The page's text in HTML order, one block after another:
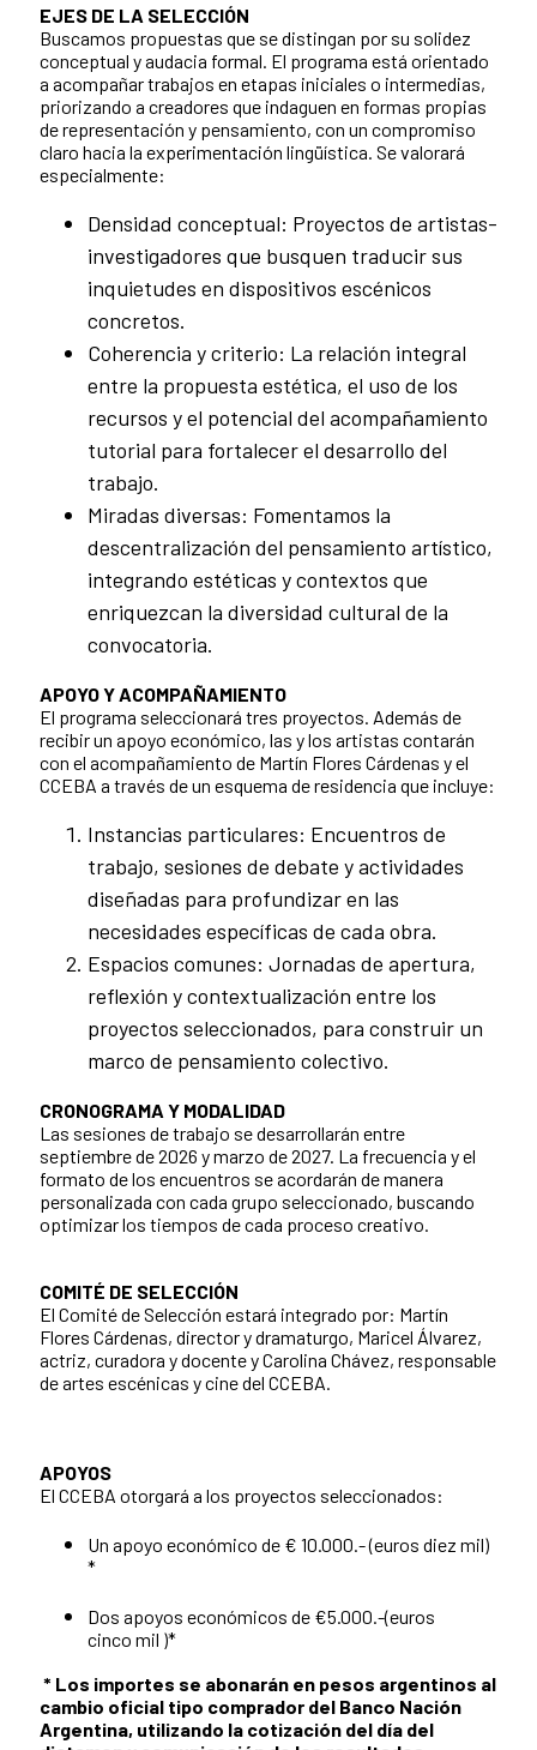
EJES DE LA SELECCIÓN
Buscamos propuestas que se distingan por su solidez
conceptual y audacia formal. El programa está orientado
a acompañar trabajos en etapas iniciales o intermedias,
priorizando a creadores que indaguen en formas propias
de representación y pensamiento, con un compromiso
claro hacia la experimentación lingüística. Se valorará
especialmente:
Densidad conceptual: Proyectos de artistas-
investigadores que busquen traducir sus
inquietudes en dispositivos escénicos
concretos.
Coherencia y criterio: La relación integral
entre la propuesta estética, el uso de los
recursos y el potencial del acompañamiento
tutorial para fortalecer el desarrollo del
trabajo.
Miradas diversas: Fomentamos la
descentralización del pensamiento artístico,
integrando estéticas y contextos que
enriquezcan la diversidad cultural de la
convocatoria.
APOYO Y ACOMPAÑAMIENTO
El programa seleccionará tres proyectos. Además de
recibir un apoyo económico, las y los artistas contarán
con el acompañamiento de Martín Flores Cárdenas y el
CCEBA a través de un esquema de residencia que incluye:
Instancias particulares: Encuentros de
trabajo, sesiones de debate y actividades
diseñadas para profundizar en las
necesidades específicas de cada obra.
Espacios comunes: Jornadas de apertura,
reflexión y contextualización entre los
proyectos seleccionados, para construir un
marco de pensamiento colectivo.
CRONOGRAMA Y MODALIDAD
Las sesiones de trabajo se desarrollarán entre
septiembre de 2026 y marzo de 2027. La frecuencia y el
formato de los encuentros se acordarán de manera
personalizada con cada grupo seleccionado, buscando
optimizar los tiempos de cada proceso creativo.
COMITÉ DE SELECCIÓN
El Comité de Selección estará integrado por: Martín
Flores Cárdenas, director y dramaturgo, Maricel Álvarez,
actriz, curadora y docente y Carolina Chávez, responsable
de artes escénicas y cine del CCEBA.
APOYOS
El CCEBA otorgará a los proyectos seleccionados:
Un apoyo económico de € 10.000.- (euros diez mil)
*
Dos apoyos económicos de €5.000.-(euros
cinco mil )*
* Los importes se abonarán en pesos argentinos al
cambio oficial tipo comprador del Banco Nación
Argentina, utilizando la cotización del día del